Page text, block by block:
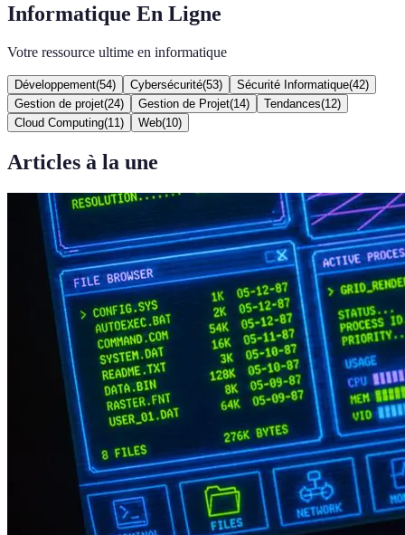
Informatique En Ligne
Votre ressource ultime en informatique
Développement(54) Cybersécurité(53) Sécurité Informatique(42)
Gestion de projet(24) Gestion de Projet(14) Tendances(12)
Cloud Computing(11 ) Web(10)
Articles à la une